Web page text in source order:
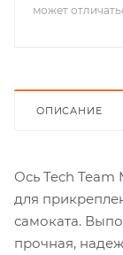
может
ОПИСАНИЕ
Ось Tech Team
для
самоката.
прочная,